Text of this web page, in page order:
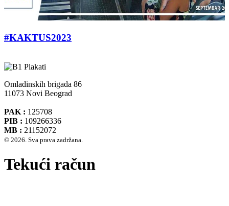
#KAKTUS2023
Omladinskih brigada 86
11073 Novi Beograd
PAK : 125708
PIB : 109266336
MB : 21152072
© 2026. Sva prava zadržana.
Tekući račun